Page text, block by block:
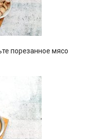
порезанное мясо